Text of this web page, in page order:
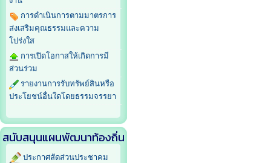
การดำเนินการตามมาตรการ
ส่งเสริมคุณธรรมและความ
โปร่งใส
การเปิดโอกาสให้เกิดการมี
ส่วนร่วม
รายงานการรับทรัพย์สินหรือ
ประโยชน์อื่นใดโดยธรรมจรรยา
สนับสนุนแผนพัฒนาท้องถิ่น
ประกาศสัดส่วนประชาคม